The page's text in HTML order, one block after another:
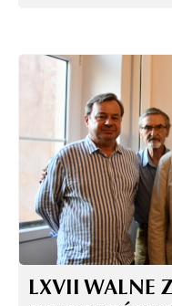
LXVII WALNE